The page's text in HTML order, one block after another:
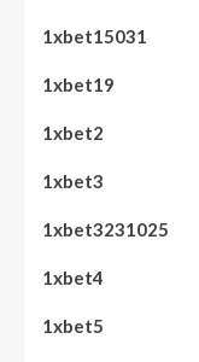
1xbet15031
1xbet19
1xbet2
1xbet3
1xbet3231025
1xbet4
1xbet5